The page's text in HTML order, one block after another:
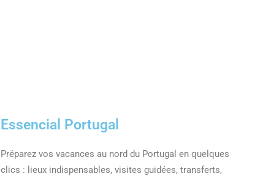
Essencial Portugal
Préparez vos vacances au nord du Portugal en quelques
clics : lieux indispensables, visites guidées, transferts,